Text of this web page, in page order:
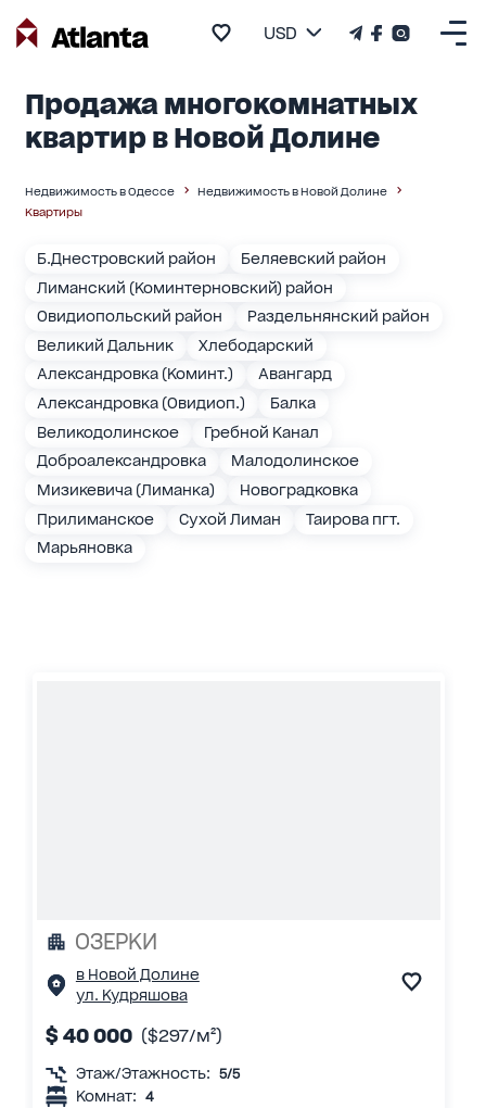
USD
Продажа многокомнатных
квартир в Новой Долине
Недвижимость в Одессе
Недвижимость в Новой Долине
Квартиры
Б.Днестровский район
Беляевский район
Лиманский (Коминтерновский) район
Овидиопольский район
Раздельнянский район
Великий Дальник
Хлебодарский
Александровка (Коминт.)
Авангард
Александровка (Овидиоп.)
Балка
Великодолинское
Гребной Канал
Доброалександровка
Малодолинское
Мизикевича (Лиманка)
Новоградковка
Прилиманское
Сухой Лиман
Таирова пгт.
Марьяновка
ОЗЕРКИ
в Новой Долине
ул. Кудряшова
$ 40 000 ($297/м²)
Этаж/Этажность: 5/5
Комнат: 4